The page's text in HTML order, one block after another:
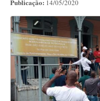
Publicação: 14/05/2020